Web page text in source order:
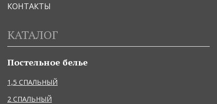
КОНТАКТЫ
КАТАЛОГ
Постельное белье
1,5 СПАЛЬНЫЙ
2 СПАЛЬНЫЙ